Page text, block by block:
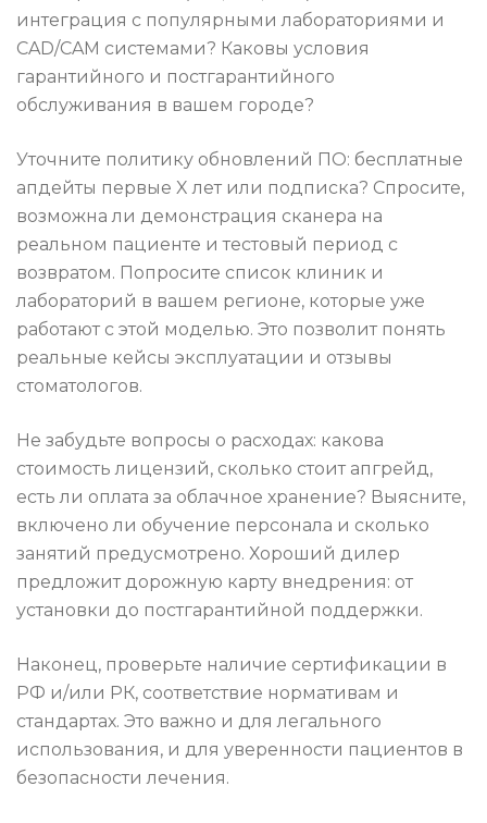
интеграция с популярными лабораториями и
CAD/CAM системами? Каковы условия
гарантийного и постгарантийного
обслуживания в вашем городе?
Уточните политику обновлений ПО: бесплатные
апдейты первые X лет или подписка? Спросите,
возможна ли демонстрация сканера на
реальном пациенте и тестовый период с
возвратом. Попросите список клиник и
лабораторий в вашем регионе, которые уже
работают с этой моделью. Это позволит понять
реальные кейсы эксплуатации и отзывы
стоматологов.
Не забудьте вопросы о расходах: какова
стоимость лицензий, сколько стоит апгрейд,
есть ли оплата за облачное хранение? Выясните,
включено ли обучение персонала и сколько
занятий предусмотрено. Хороший дилер
предложит дорожную карту внедрения: от
установки до постгарантийной поддержки.
Наконец, проверьте наличие сертификации в
РФ и/или РК, соответствие нормативам и
стандартах. Это важно и для легального
использования, и для уверенности пациентов в
безопасности лечения.